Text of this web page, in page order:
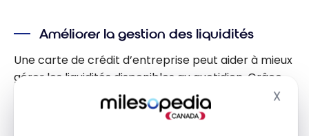
X
Améliorer la gestion des liquidités
Une carte de crédit d’entreprise peut aider à mieux
gérer les liquidités disponibles au quotidien. Grâce
au délai entre l’achat et le paiement du solde, vous
pouvez mieux synchroniser vos dépenses avec vos